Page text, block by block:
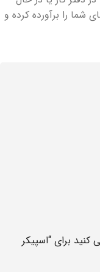
شما را برآورده کرده و
کنید برای “اسپیکر